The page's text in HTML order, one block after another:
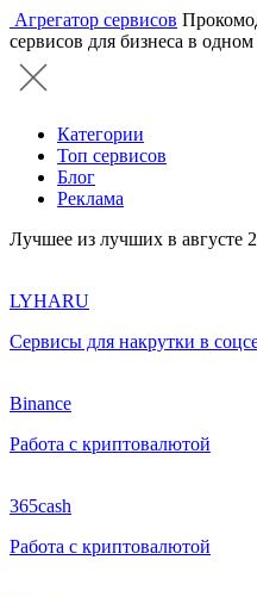
Агрегатор сервисов
сервисов для бизнеса в одном
Категории
Топ сервисов
Блог
Реклама
Лучшее из лучших в августе
LYHARU
Сервисы для накрутки в
Binance
Работа с криптовалютой
365cash
Работа с криптовалютой